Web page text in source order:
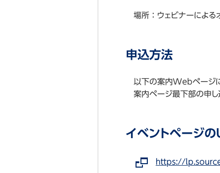
場所：ウェビナーによる
申込方法
以下の案内Webページ
案内ページ最下部の申
イベントページの
https://